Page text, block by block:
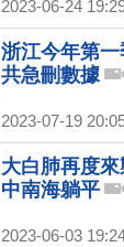
2023-06-24
浙江今年第
共急刪數據
2023-07-19
大白肺再度
中南海躺平
2023-06-03